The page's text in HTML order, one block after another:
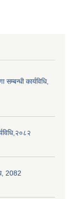
कार्यविधि,
2082